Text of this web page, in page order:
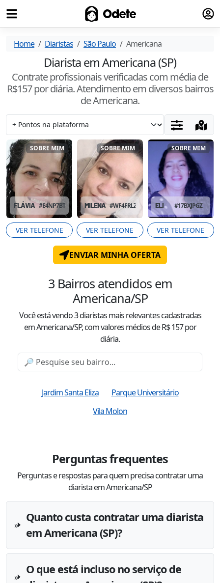
Odete
Home Diaristas São Paulo Americana
Diarista em Americana (SP)
Contrate profissionais verificadas com média de
R$157por diária. Atendimentoem diversos bairros
de Americana.
SOBRE MIM
FLÁVIA #E4NP7BTX
VER TELEFONE
SOBRE MIM
MILENA #WF4FRLZF
VER TELEFONE
SOBRE MIM
ELI #17BXJPGZ
VER TELEFONE
ENVIAR MINHA OFERTA
3 Bairros atendidos em
Americana/SP
Você está vendo3diaristas mais relevantes cadastradas
em Americana/SP, com valoresmédiosde R$157por
diária.
Jardim Santa Eliza
Parque Universitário
Vila Molon
Perguntas frequentes
Perguntas e respostas para quem precisa contratar uma
diarista em Americana/SP
Quanto custa contratar uma diarista
em Americana (SP)?
O que está incluso no serviço de